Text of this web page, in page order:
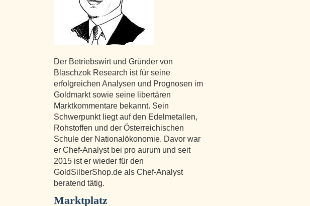
Der Betriebswirt und Gründer von
Blaschzok Research ist für seine
erfolgreichen Analysen und Prognosen im
Goldmarkt sowie seine libertären
Marktkommentare bekannt. Sein
Schwerpunkt liegt auf den Edelmetallen,
Rohstoffen und der Österreichischen
Schule der Nationalökonomie. Davor war
er Chef-Analyst bei pro aurum und seit
2015 ist er wieder für den
GoldSilberShop.de als Chef-Analyst
beratend tätig.
Marktplatz